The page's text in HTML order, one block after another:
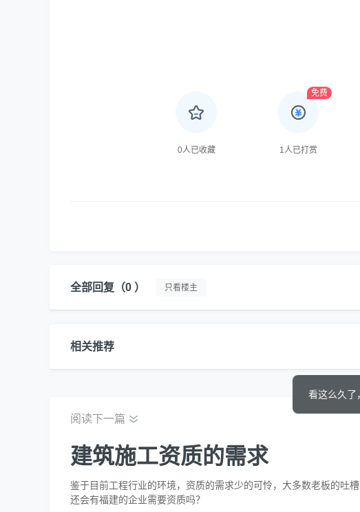
0人已收藏 1人已打赏
免费
全部回复 （0 ） 只看楼主
相关推荐
阅读下一篇
建筑施工资质的需求
鉴于目前工程行业的环境，资质的需求少的可怜，大多数老板的吐
还会有福建的企业需要资质吗？
看这么久了